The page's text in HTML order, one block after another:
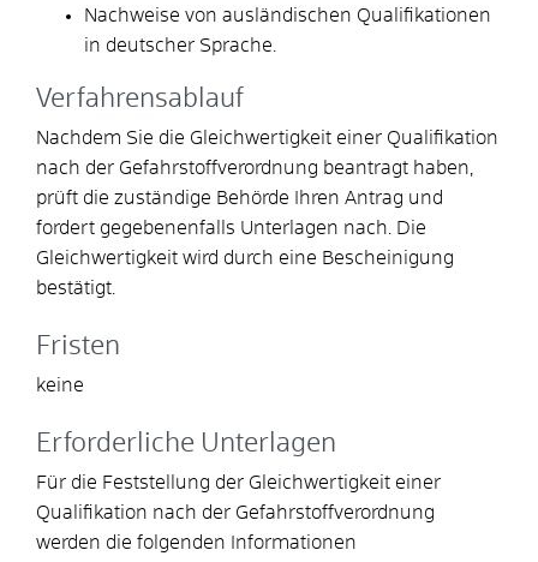
Nachweise von ausländischen Qualifikationen
in deutscher Sprache.
Verfahrensablauf
Nachdem Sie die Gleichwertigkeit einer Qualifikation
nach der Gefahrstoffverordnung beantragt haben,
prüft die zuständige Behörde Ihren Antrag und
fordert gegebenenfalls Unterlagen nach. Die
Gleichwertigkeit wird durch eine Bescheinigung
bestätigt.
Fristen
keine
Erforderliche Unterlagen
Für die Feststellung der Gleichwertigkeit einer
Qualifikation nach der Gefahrstoffverordnung
werden die folgenden Informationen